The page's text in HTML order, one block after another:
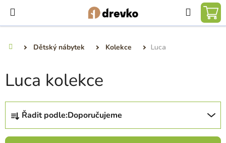
obsah
Hledat
Dětský nábytek Kolekce Luca
Luca kolekce
Ř
z
Řadit podle:Doporučujeme